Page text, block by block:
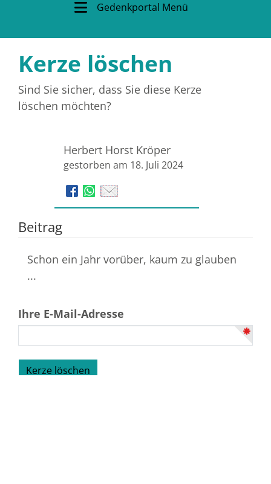
Gedenkportal Menü
Kerze löschen
Sind Sie sicher, dass Sie diese Kerze
löschen möchten?
Herbert Horst Kröper
gestorben am 18. Juli 2024
Beitrag
Schon ein Jahr vorüber, kaum zu glauben
...
Ihre E-Mail-Adresse